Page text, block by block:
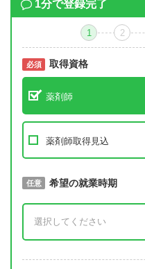
1分で登録完了
1 2
必須 取得資格
薬剤師
薬剤師取得見込
必須 取得予定年
任意 希望の就業時期